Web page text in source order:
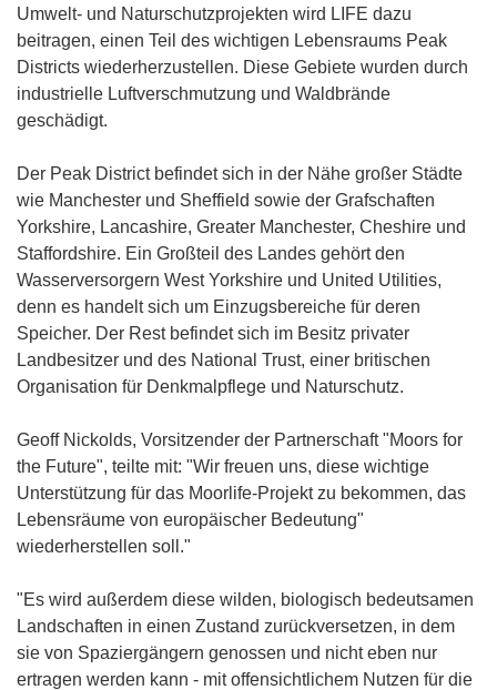
Umwelt- und Naturschutzprojekten wird LIFE dazu
beitragen, einen Teil des wichtigen Lebensraums Peak
Districts wiederherzustellen. Diese Gebiete wurden durch
industrielle Luftverschmutzung und Waldbrände
geschädigt.
Der Peak District befindet sich in der Nähe großer Städte
wie Manchester und Sheffield sowie der Grafschaften
Yorkshire, Lancashire, Greater Manchester, Cheshire und
Staffordshire. Ein Großteil des Landes gehört den
Wasserversorgern West Yorkshire und United Utilities,
denn es handelt sich um Einzugsbereiche für deren
Speicher. Der Rest befindet sich im Besitz privater
Landbesitzer und des National Trust, einer britischen
Organisation für Denkmalpflege und Naturschutz.
Geoff Nickolds, Vorsitzender der Partnerschaft "Moors for
the Future", teilte mit: "Wir freuen uns, diese wichtige
Unterstützung für das Moorlife-Projekt zu bekommen, das
Lebensräume von europäischer Bedeutung"
wiederherstellen soll."
"Es wird außerdem diese wilden, biologisch bedeutsamen
Landschaften in einen Zustand zurückversetzen, in dem
sie von Spaziergängern genossen und nicht eben nur
ertragen werden kann - mit offensichtlichem Nutzen für die